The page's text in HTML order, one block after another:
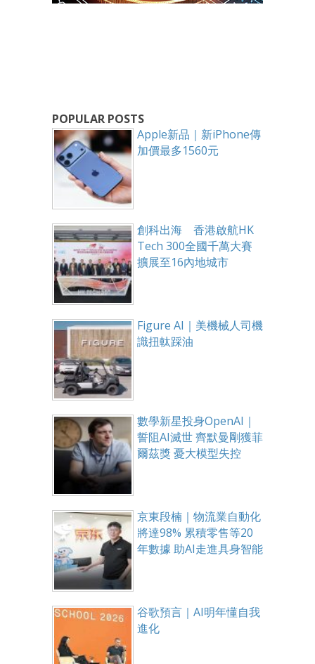
POPULAR POSTS
Apple新品｜新iPhone傳
加價最多1560元
創科出海 香港啟航HK
Tech 300全國千萬大賽
擴展至16內地城市
Figure AI｜美機械人司機
識扭軚踩油
數學新星投身OpenAI｜
誓阻AI滅世 齊默曼剛獲菲
爾茲獎 憂大模型失控
京東段楠｜物流業自動化
將達98% 累積零售等20
年數據 助AI走進具身智能
谷歌預言｜AI明年懂自我
進化